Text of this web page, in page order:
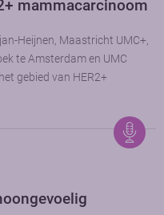
mammacarcinoom
Heijnen, Maastricht UMC+,
te Amsterdam en UMC
gebied van HER2+